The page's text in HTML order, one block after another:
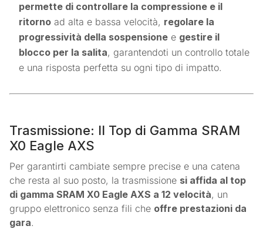
permette di controllare la compressione e il
ritorno ad alta e bassa velocità, regolare la
progressività della sospensione e gestire il
blocco per la salita, garantendoti un controllo totale
e una risposta perfetta su ogni tipo di impatto.
Trasmissione: Il Top di Gamma SRAM
X0 Eagle AXS
Per garantirti cambiate sempre precise e una catena
che resta al suo posto, la trasmissione si affida al top
di gamma SRAM X0 Eagle AXS a 12 velocità, un
gruppo elettronico senza fili che offre prestazioni da
gara.